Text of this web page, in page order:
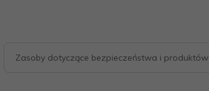
Zasoby dotyczące bezpieczeństwa i produktów